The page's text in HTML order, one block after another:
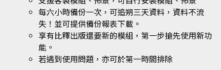
每六小時備份一次，可追朔三天資料，資料不流
失！並可提供備份報表下載。
享有比釋出版還要新的模組，第一步搶先使用新功
能。
若遇到使用問題，亦可於第一時間排除